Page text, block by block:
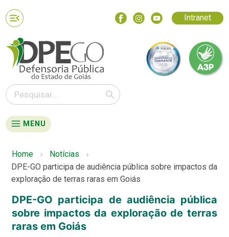
Intranet
MENU
Home
Notícias
DPE-GO participa de audiência pública sobre impactos da
exploração de terras raras em Goiás
DPE-GO participa de audiência pública
sobre impactos da exploração de terras
raras em Goiás